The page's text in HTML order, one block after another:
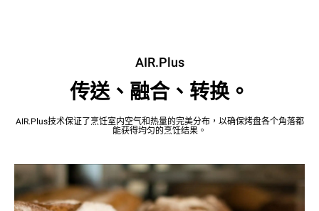
AIR.Plus
传送、融合、转换。
AIR.Plus技术保证了烹饪室内空气和热量的完美分布，以确保烤盘各个角落都
能获得均匀的烹饪结果。